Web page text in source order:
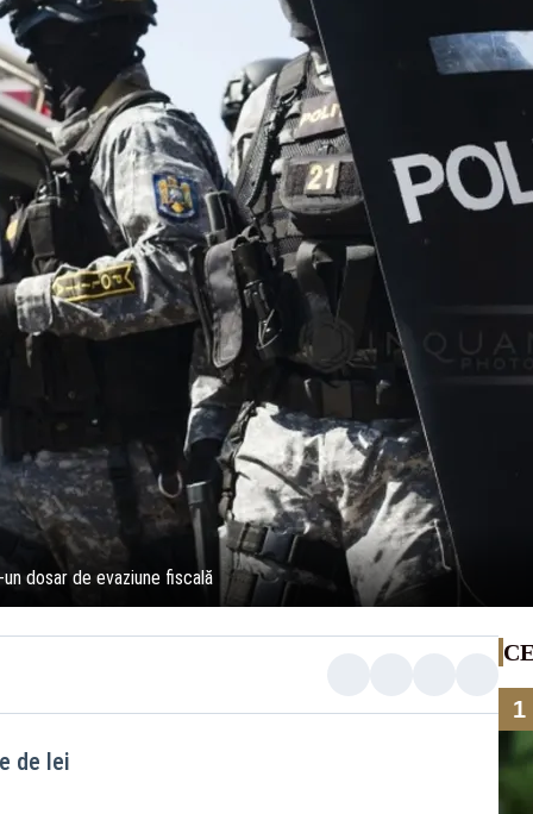
dosar de evaziune fiscală
de lei
1